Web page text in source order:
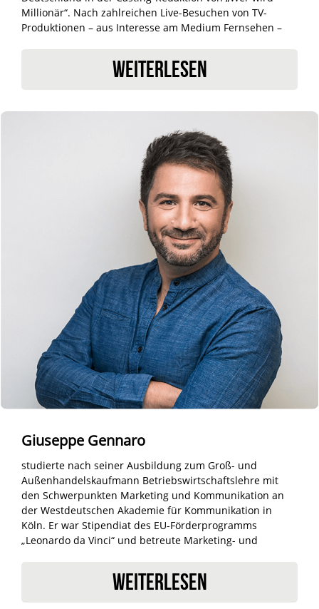
Millionär“. Nach zahlreichen Live-Besuchen von TV-
Produktionen – aus Interesse am Medium Fernsehen –
Promikativ, die sich auf die Vermarktung von
Prominenten (u.a. Kai Pflaume) spezialisiert hat. Dort
Als Geschäftsführer von FAMEONME Casting ist Andreas
Donat schwerpunktmäßig für die Projekt-Leitung
(Fernsehen) sowie für alle im Zusammenhang mit dem
Online-Portal stehenden Aufgaben verantwortlich.
WEITERLESEN
Giuseppe Gennaro
studierte nach seiner Ausbildung zum Groß- und
Außenhandelskaufmann Betriebswirtschaftslehre mit
den Schwerpunkten Marketing und Kommunikation an
der Westdeutschen Akademie für Kommunikation in
Köln. Er war Stipendiat des EU-Förderprogramms
„Leonardo da Vinci“ und betreute Marketing- und
WEITERLESEN